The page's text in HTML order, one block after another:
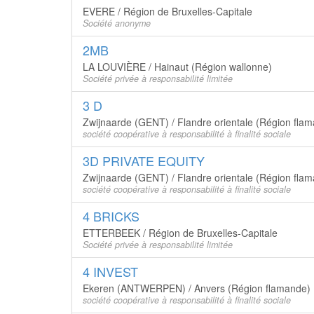
EVERE / Région de Bruxelles-Capitale
Société anonyme
2MB
LA LOUVIÈRE / Hainaut (Région wallonne)
Société privée à responsabilité limitée
3 D
Zwijnaarde (GENT) / Flandre orientale (Région
société coopérative à responsabilité à finalité sociale
3D PRIVATE EQUITY
Zwijnaarde (GENT) / Flandre orientale (Région
société coopérative à responsabilité à finalité sociale
4 BRICKS
ETTERBEEK / Région de Bruxelles-Capitale
Société privée à responsabilité limitée
4 INVEST
Ekeren (ANTWERPEN) / Anvers (Région flamande)
société coopérative à responsabilité à finalité sociale